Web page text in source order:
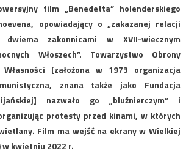
film „Benedetta” holenderskiego
opowiadający o „zakazanej relacji
dwiema zakonnicami w XVII-wiecznym
Włoszech”. Towarzystwo Obrony
[założona w 1973 organizacja
znana także jako Fundacja
nazwało go „bluźnierczym” i
protesty przed kinami, w których
Film ma wejść na ekrany w Wielkiej
kwietniu 2022 r.